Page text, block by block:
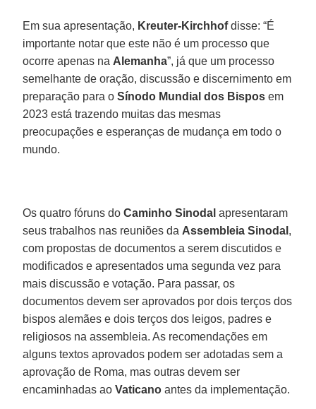
Em sua apresentação, Kreuter-Kirchhofdisse: “É
importante notar que este não é um processo que
ocorre apenas na Alemanha”, já que um processo
semelhante de oração, discussão e discernimento em
preparação para oSínodo Mundial dos Bispos em
2023 está trazendo muitas das mesmas
preocupações e esperanças de mudança em todo o
mundo.
Os quatro fóruns doCaminho Sinodal apresentaram
seus trabalhos nas reuniões da Assembleia Sinodal ,
com propostas de documentos a serem discutidos e
modificados e apresentados uma segunda vez para
mais discussão e votação. Para passar, os
documentos devem ser aprovados por dois terços dos
bispos alemães e dois terços dos leigos, padres e
religiosos na assembleia. As recomendações em
alguns textos aprovados podem ser adotadas sem a
aprovação de Roma, mas outras devem ser
encaminhadas aoVaticano antes da implementação.